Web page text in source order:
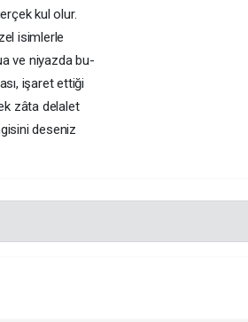
kul olur.
isimlerle
ve niyazda bu-
işaret ettiği
zâta delalet
deseniz